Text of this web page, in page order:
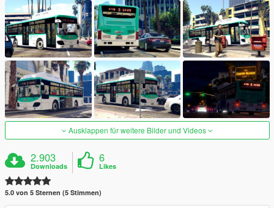
Ausklappen für weitere Bilder und Videos
2.903
Downloads
6
Likes
5.0 von 5 Sternen (5 Stimmen)